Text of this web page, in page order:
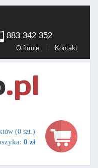
883 342 352
O firmie | Kontakt
(0 szt.)
0 zł